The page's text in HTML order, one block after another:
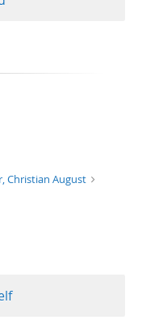
Christian August